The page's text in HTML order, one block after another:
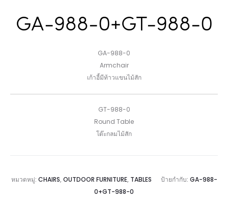
GA-988-0+GT-988-0
GA-988-0
Armchair
เก้าอี้มีท้าวแขนไม้สัก
GT-988-0
Round Table
โต๊ะกลมไม้สัก
หมวดหมู่: CHAIRS, OUTDOOR FURNITURE, TABLES ป้ายกำกับ: GA-988-
0+GT-988-0